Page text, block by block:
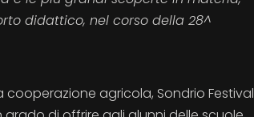
didattico, nel corso della 28^
cooperazione agricola, Sondrio Festival